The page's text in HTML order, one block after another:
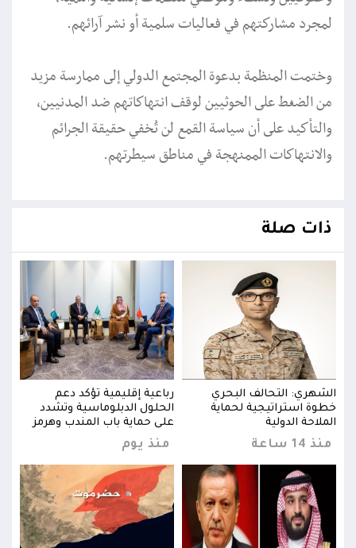
لمجرد مشاركتهم في فعاليات سلمية أو نشر آرائهم.
وختمت المنظمة بدعوة المجتمع الدولي إلى ممارسة مزيد
من الضغط على الحوثيين لوقف انتهاكاتهم ضد المدنيين،
والتأكيد على أن سياسة القمع لن تُخفي حقيقة الجرائم
والانتهاكات الممنهجة في مناطق سيطرتهم.
ذات صلة
الشهري: التحالف البحري
خطوة استراتيجية لحماية
الملاحة الدولية
منذ 14 ساعة
رباعية إقليمية تؤكد دعم
الحلول الدبلوماسية وتشدد
على حماية باب المندب وهرمز
منذ يوم